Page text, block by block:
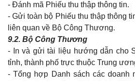
- Đánh mã Phiếu thu thập thông tin.
- Gửi toàn bộ Phiếu thu thập thông
liên quan về Bộ Công Thương.
9.2. Bộ Công Thương
- In và gửi tài liệu hướng dẫn cho
tỉnh, thành phố trực thuộc Trung
- Tổng hợp Danh sách các doanh